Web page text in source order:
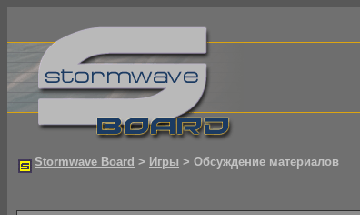
Stormwave Board > Игры > Обсуждение материалов